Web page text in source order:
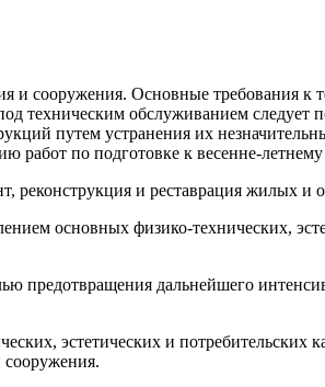
и сооружения. Основные требования
техническим обслуживанием следует
путем устранения их
по подготовке к весенне-
реконструкция и реставрация жилых и
основ­ных физико-технических,
дальнейшего
эстетических и